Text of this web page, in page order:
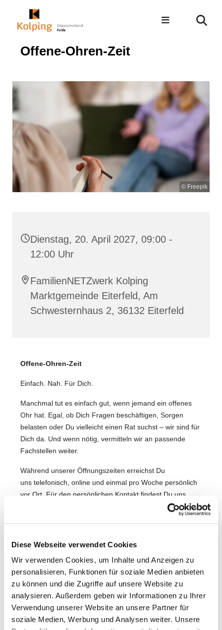
Diese Webseite verwendet Cookies
Wir verwenden Cookies, um Inhalte und Anzeigen zu
personalisieren, Funktionen für soziale Medien anbieten
zu können und die Zugriffe auf unsere Website zu
analysieren. Außerdem geben wir Informationen zu Ihrer
Verwendung unserer Website an unsere Partner für
soziale Medien, Werbung und Analysen weiter. Unsere
Offene-Ohren-Zeit
© Freepik
Dienstag, 20. April 2027, 09:00 -
12:00 Uhr
FamilienNETZwerk Kolping
Marktgemeinde Eiterfeld, Am
Schwesternhaus 2, 36132 Eiterfeld
️Offene-Ohren-Zeit
Einfach. Nah. Für Dich.
Manchmal tut es einfach gut, wenn jemand ein offenes
Ohr hat. Egal, ob Dich Fragen beschäftigen, Sorgen
belasten oder Du vielleicht einen Rat suchst – wir sind für
Dich da. Und wenn nötig, vermitteln wir an passende
Fachstellen weiter.
Während unserer Öffnungszeiten erreichst Du
uns telefonisch, online und einmal pro Woche persönlich
vor Ort. Für den persönlichen Kontakt findest Du uns
Mo., Di., Do., Fr.: 09 – 12 Uhr
Wir freuen uns auf Dich!